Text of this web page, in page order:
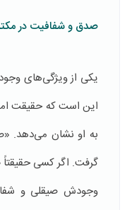
صدق و شفافیت در
یکی از ویژگی‌های
این است که حقیقت
به او نشان می‌دهد.
گرفت. اگر کسی
وجودش صیقلی و